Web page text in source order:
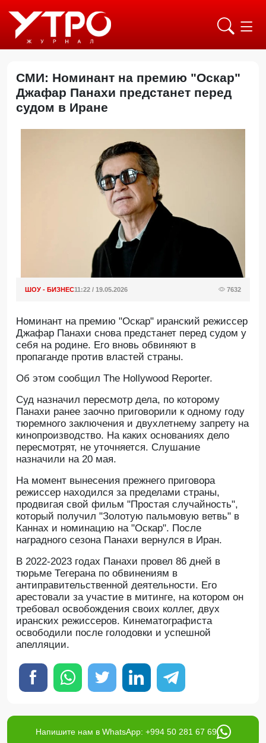
СМИ: Номинант на премию "Оскар"
Джафар Панахи предстанет перед
судом в Иране
ШОУ - БИЗНЕС11:22 / 19.05.2026 7632
Номинант на премию "Оскар" иранский режиссер
Джафар Панахи снова предстанет перед судом у
себя на родине. Его вновь обвиняют в
пропаганде против властей страны.
Oб этом сообщил The Hollywood Reporter.
Суд назначил пересмотр дела, по которому
Панахи ранее заочно приговорили к одному году
тюремного заключения и двухлетнему запрету на
кинопроизводство. На каких основаниях дело
пересмотрят, не уточняется. Слушание
назначили на 20 мая.
На момент вынесения прежнего приговора
режиссер находился за пределами страны,
продвигая свой фильм "Простая случайность",
который получил "Золотую пальмовую ветвь" в
Каннах и номинацию на "Оскар". После
наградного сезона Панахи вернулся в Иран.
В 2022-2023 годах Панахи провел 86 дней в
тюрьме Тегерана по обвинениям в
антиправительственной деятельности. Его
арестовали за участие в митинге, на котором он
требовал освобождения своих коллег, двух
иранских режиссеров. Кинематографиста
освободили после голодовки и успешной
апелляции.
Напишите нам в WhatsApp: +994 50 281 67 69